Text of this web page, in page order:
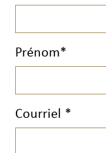
Prénom*
Courriel *